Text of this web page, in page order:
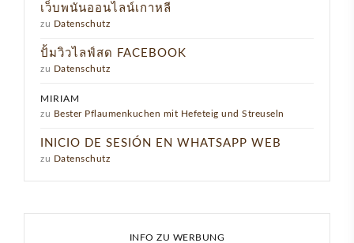
เว็บพนันออนไลน์เกาหลี
zu Datenschutz
ปั้มวิวไลฟ์สด FACEBOOK
zu Datenschutz
MIRIAM
zu Bester Pflaumenkuchen mit Hefeteig und Streuseln
INICIO DE SESIÓN EN WHATSAPP WEB
zu Datenschutz
INFO ZU WERBUNG